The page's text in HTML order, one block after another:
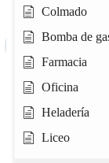
Colmado
Bomba de
Farmacia
Oficina
Heladería
Liceo